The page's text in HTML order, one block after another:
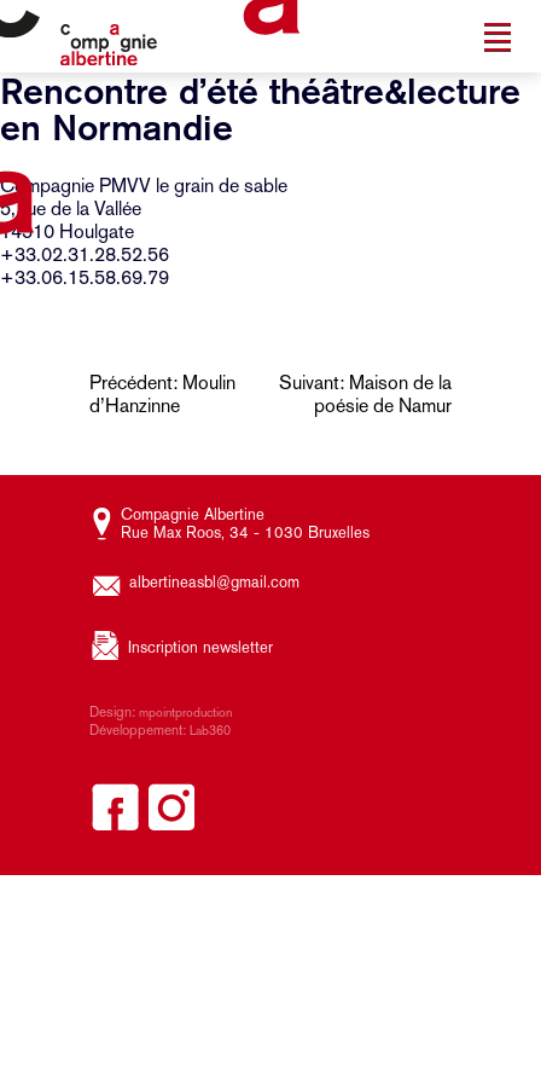
Rencontre d’été théâtre&lecture
en Normandie
Compagnie PMVV le grain de sable
5, rue de la Vallée
14510 Houlgate
+33.02.31.28.52.56
+33.06.15.58.69.79
Navigation
de
Précédent: Moulin
d’Hanzinne
Suivant: Maison de la
poésie de Namur
Compagnie Albertine
Rue Max Roos, 34 - 1030 Bruxelles
albertineasbl@gmail.com
Inscription newsletter
Design: mpointproduction
Développement: Lab360